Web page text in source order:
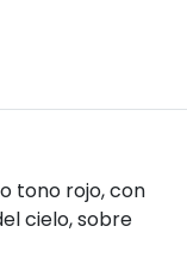
tono rojo, con
cielo, sobre